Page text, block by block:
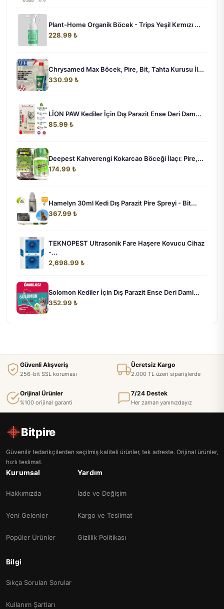
Plant-Home Organik Böcek - Trips Yeşil Kırmızı ...
228.99 ₺
Chrysamed Max Böcek, Pire, Bit, Tahta Kurusu İl...
330.99 ₺
LİON PAW Kediler İçin Dış Parazit Ense Deri Dam...
85.99 ₺
Deepest Kahverengi Kokarcao Böceği İlaçı: Pire,...
174.99 ₺
Hamelyn 30ml Kedi Dış Parazit Pire Spreyi - Bit...
367.99 ₺
TEKNOPEST Ultrasonik Fare Haşere Kovucu Cihaz
-...
2,698.99 ₺
Solomon Kediler İçin Dış Parazit Ense Deri Daml...
352.99 ₺
Güvenli Alışveriş
256-bit SSL koruması
Ücretsiz Kargo
2.000 TL üzeri siparişlerde
Orijinal Ürünler
%100 orijinal garanti
7/24 Destek
Her zaman yanınızdayız
Bitpire
Güvenilir tedarikçilerden seçilmiş kaliteli ürünler, tek adreste. Orijinal ürünler,
hızlı teslimat.
Kurumsal
Hakkımızda
Yeni Gelenler
Popüler Ürünler
Yardım
İade ve Değişim
Kargo ve Teslimat
Gizlilik Politikası
Bilgi
Sıkça Sorulan Sorular
Kullanım Şartları